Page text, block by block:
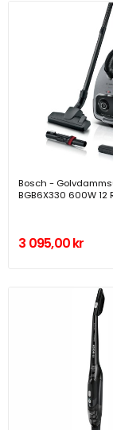
Bosch -
BGB6X330 600W 12
3 095,00 kr